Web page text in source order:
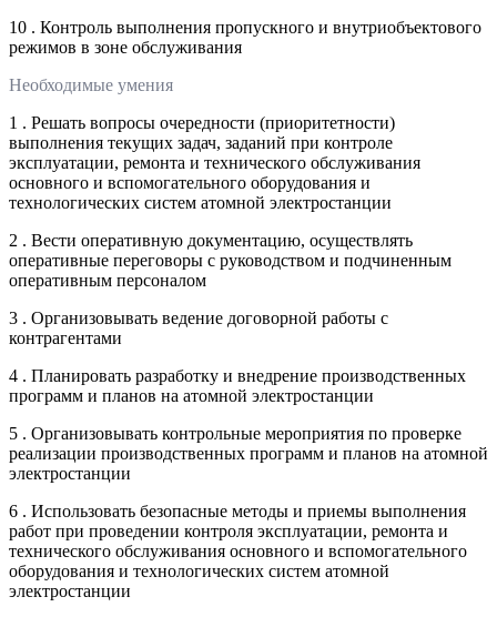
10 . Контроль выполнения пропускного и внутриобъектового
режимов в зоне обслуживания
Необходимые умения
1 . Решать вопросы очередности (приоритетности)
выполнения текущих задач, заданий при контроле
эксплуатации, ремонта и технического обслуживания
основного и вспомогательного оборудования и
технологических систем атомной электростанции
2 . Вести оперативную документацию, осуществлять
оперативные переговоры с руководством и подчиненным
оперативным персоналом
3 . Организовывать ведение договорной работы с
контрагентами
4 . Планировать разработку и внедрение производственных
программ и планов на атомной электростанции
5 . Организовывать контрольные мероприятия по проверке
реализации производственных программ и планов на атомной
электростанции
6 . Использовать безопасные методы и приемы выполнения
работ при проведении контроля эксплуатации, ремонта и
технического обслуживания основного и вспомогательного
оборудования и технологических систем атомной
электростанции